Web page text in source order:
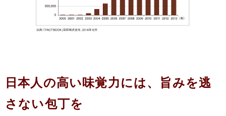
日本人の高い味覚力には、旨みを逃
さない包丁を